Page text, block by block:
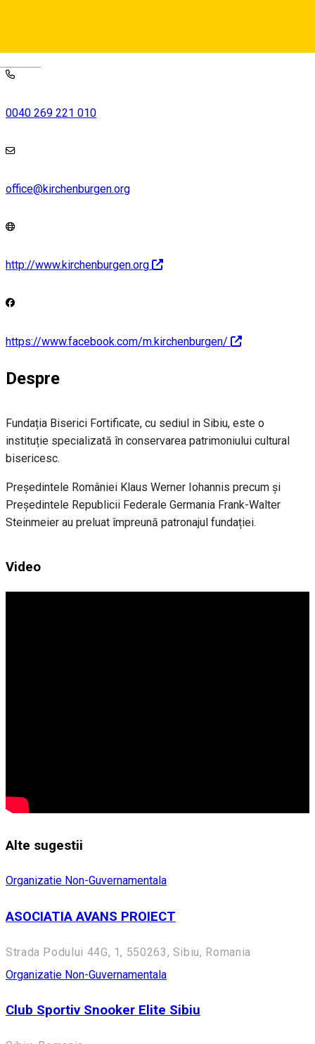
0040 269 221 010
office@kirchenburgen.org
http://www.kirchenburgen.org
https://www.facebook.com/m.kirchenburgen/
Despre
Fundația Biserici Fortificate, cu sediul in Sibiu, este o
instituție specializată în conservarea patrimoniului cultural
bisericesc.
Președintele României Klaus Werner Iohannis precum și
Președintele Republicii Federale Germania Frank-Walter
Steinmeier au preluat împreună patronajul fundației.
Video
Alte sugestii
Organizatie Non-Guvernamentala
ASOCIATIA AVANS PROIECT
Strada Podului 44G, 1, 550263, Sibiu, Romania
Organizatie Non-Guvernamentala
Club Sportiv Snooker Elite Sibiu